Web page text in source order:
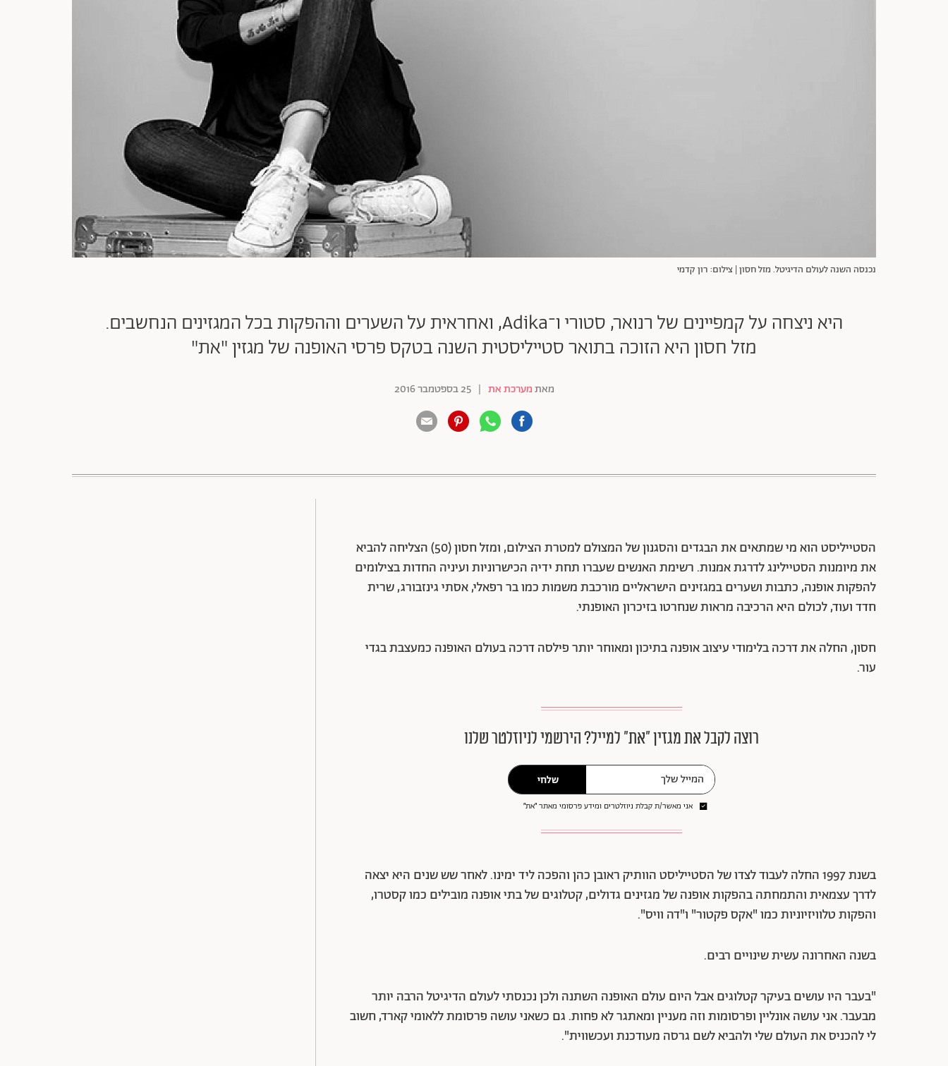
נכנסה השנה לעולם הדיגיטל. מזל חסון | צילום: רון קדמי
היא ניצחה על קמפיינים של רנואר, סטורי ו־Adika, ואחראית על השערים וההפקות בכל המגזינים הנחשבים.
מזל חסון היא הזוכה בתואר סטייליסטית השנה בטקס פרסי האופנה של מגזין "את"
מאתמערכת את | 25 בספטמבר 2016
הסטייליסט הוא מי שמתאים את הבגדים והסגנון של המצולם למטרת הצילום, ומזל חסון (50) הצליחה להביא
את מיומנות הסטיילינג לדרגת אמנות. רשימת האנשים שעברו תחת ידיה הכישרוניות ועיניה החדות בצילומים
להפקות אופנה, כתבות ושערים במגזינים הישראליים מורכבת משמות כמו בר רפאלי, אסתי גינזבורג, שרית
חדד ועוד, לכולם היא הרכיבה מראות שנחרטו בזיכרון האופנתי.
חסון, החלה את דרכה בלימודי עיצוב אופנה בתיכון ומאוחר יותר פילסה דרכה בעולם האופנה כמעצבת בגדי
עור.
רוצה לקבל את מגזין ״את״ למייל? הירשמי לניוזלטר שלנו
שלחי
אני מאשר/ת קבלת ניוזלטרים ומידע פרסומי מאתר ״את״
בשנת 1997 החלה לעבוד לצדו של הסטייליסט הוותיק ראובן כהן והפכה ליד ימינו. לאחר שש שנים היא יצאה
לדרך עצמאית והתמחתה בהפקות אופנה של מגזינים גדולים, קטלוגים של בתי אופנה מובילים כמו קסטרו,
והפקות טלוויזיוניות כמו "אקס פקטור" ו"דה וויס".
בשנה האחרונה עשית שינויים רבים.
"בעבר היו עושים בעיקר קטלוגים אבל היום עולם האופנה השתנה ולכן נכנסתי לעולם הדיגיטל הרבה יותר
מבעבר. אני עושה אונליין ופרסומות וזה מעניין ומאתגר לא פחות. גם כשאני עושה פרסומת ללאומי קארד, חשוב
לי להכניס את העולם שלי ולהביא לשם גרסה מעודכנת ועכשווית".